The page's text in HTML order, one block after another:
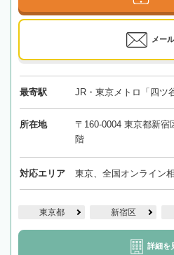
メー
最寄駅 JR・東京メトロ「四ツ
所在地
〒160-0004 東京都新宿
階
対応エリア 東京、全国オンライン
東京都 新宿区
詳細を